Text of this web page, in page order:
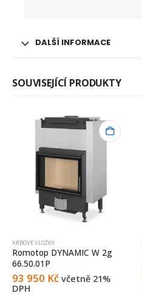
DALŠÍ INFORMACE
SOUVISEJÍCÍ PRODUKTY
KRBOVÉ VLOŽKY
Romotop DYNAMIC W 2g
66.50.01P
93 950 Kč včetně 21%
DPH